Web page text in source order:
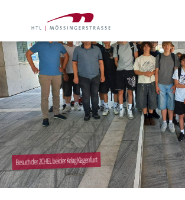
Besuch der 2CHEL bei der Kelag Klagenfurt